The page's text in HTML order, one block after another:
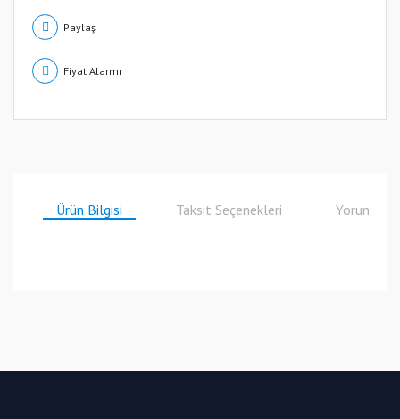
Paylaş
Fiyat Alarmı
Ürün Bilgisi Taksit Seçenekleri Yorumlar